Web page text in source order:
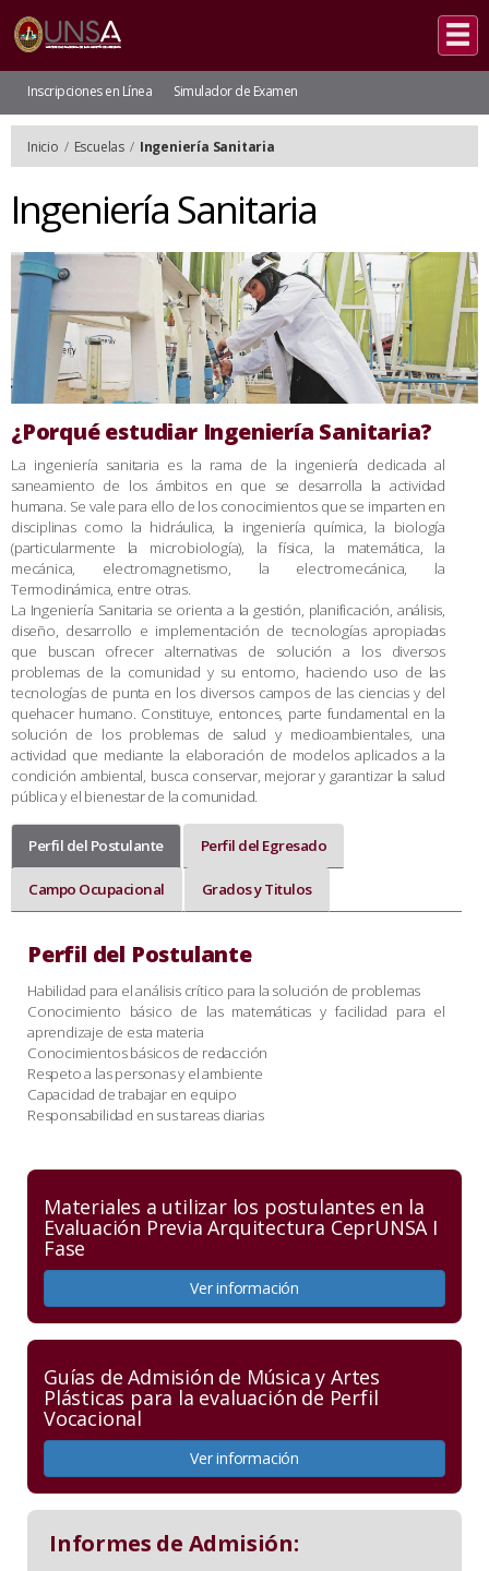
Inscripciones en Línea Simulador de Examen
Inicio / Escuelas / Ingeniería Sanitaria
Ingeniería Sanitaria
¿Porqué estudiar Ingeniería Sanitaria?
La ingeniería sanitaria es la rama de la ingeniería dedicada al
saneamiento de los ámbitos en que se desarrolla la actividad
humana. Se vale para ello de los conocimientos que se imparten en
disciplinas como la hidráulica, la ingeniería química, la biología
(particularmente la microbiología), la física, la matemática, la
mecánica, electromagnetismo, la electromecánica, la
Termodinámica, entre otras.
La Ingeniería Sanitaria se orienta a la gestión, planificación, análisis,
diseño, desarrollo e implementación de tecnologías apropiadas
que buscan ofrecer alternativas de solución a los diversos
problemas de la comunidad y su entorno, haciendo uso de las
tecnologías de punta en los diversos campos de las ciencias y del
quehacer humano. Constituye, entonces, parte fundamental en la
solución de los problemas de salud y medioambientales, una
actividad que mediante la elaboración de modelos aplicados a la
condición ambiental, busca conservar, mejorar y garantizar la salud
pública y el bienestar de la comunidad.
Perfil del Postulante Perfil del Egresado
Campo Ocupacional Grados y Titulos
Perfil del Postulante
Habilidad para el análisis crítico para la solución de problemas
Conocimiento básico de las matemáticas y facilidad para el
aprendizaje de esta materia
Conocimientos básicos de redacción
Respeto a las personas y el ambiente
Capacidad de trabajar en equipo
Responsabilidad en sus tareas diarias
Materiales a utilizar los postulantes en la
Evaluación Previa Arquitectura CeprUNSA I
Fase
Ver información
Guías de Admisión de Música y Artes
Plásticas para la evaluación de Perfil
Vocacional
Ver información
Informes de Admisión: